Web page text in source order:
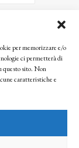
per memorizzare e/o
ci permetterà di
questo sito. Non
caratteristiche e
trattate